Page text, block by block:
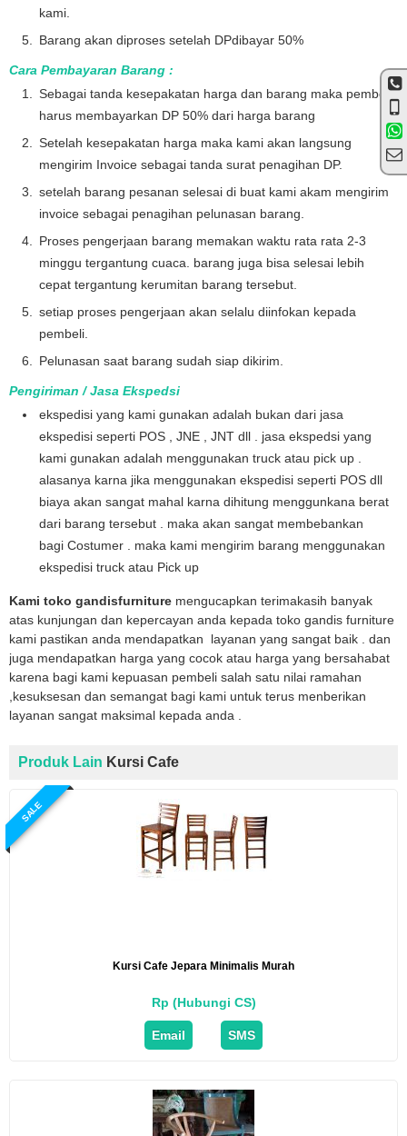
kami.
Barang akan diproses setelah DPdibayar 50%
Cara Pembayaran Barang :
Sebagai tanda kesepakatan harga dan barang maka pembeli
harus membayarkan DP 50% dari harga barang
Setelah kesepakatan harga maka kami akan langsung
mengirim Invoice sebagai tanda surat penagihan DP.
setelah barang pesanan selesai di buat kami akam mengirim
invoice sebagai penagihan pelunasan barang.
Proses pengerjaan barang memakan waktu rata rata 2-3
minggu tergantung cuaca. barang juga bisa selesai lebih
cepat tergantung kerumitan barang tersebut.
setiap proses pengerjaan akan selalu diinfokan kepada
pembeli.
Pelunasan saat barang sudah siap dikirim.
Pengiriman / Jasa Ekspedsi
ekspedisi yang kami gunakan adalah bukan dari jasa
ekspedisi seperti POS , JNE , JNT dll . jasa ekspedsi yang
kami gunakan adalah menggunakan truck atau pick up .
alasanya karna jika menggunakan ekspedisi seperti POS dll
biaya akan sangat mahal karna dihitung menggunkana berat
dari barang tersebut . maka akan sangat membebankan
bagi Costumer . maka kami mengirim barang menggunakan
ekspedisi truck atau Pick up
Kami toko gandisfurniture mengucapkan terimakasih banyak
atas kunjungan dan kepercayan anda kepada toko gandis furniture
kami pastikan anda mendapatkan layanan yang sangat baik . dan
juga mendapatkan harga yang cocok atau harga yang bersahabat
karena bagi kami kepuasan pembeli salah satu nilai ramahan
,kesuksesan dan semangat bagi kami untuk terus menberikan
layanan sangat maksimal kepada anda .
Produk Lain Kursi Cafe
SALE
Kursi Cafe Jepara Minimalis Murah
Rp (Hubungi CS)
Email SMS